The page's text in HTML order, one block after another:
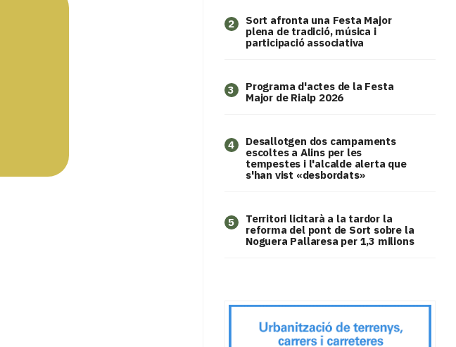
2
Sort afronta una Festa Major
plena de tradició, música i
participació associativa
3
Programa d'actes de la Festa
Major de Rialp 2026
4
​Desallotgen dos campaments
escoltes a Alins per les
tempestes i l'alcalde alerta que
s'han vist «desbordats»
5
Territori licitarà a la tardor la
reforma del pont de Sort sobre la
Noguera Pallaresa per 1,3 milions